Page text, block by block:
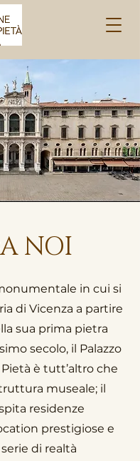
NOI
in cui si
di Vicenza a partire
sua prima pietra
secolo, il Palazzo
è tutt’altro che
museale; il
residenze
prestigiose e
di realtà